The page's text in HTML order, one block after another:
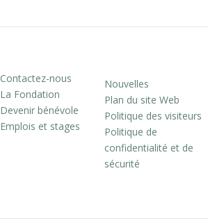
Contactez-nous
La Fondation
Devenir bénévole
Emplois et stages
Nouvelles
Plan du site Web
Politique des visiteurs
Politique de
confidentialité et de
sécurité